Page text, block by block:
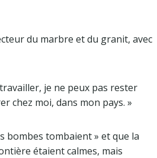
du marbre et du granit, avec
je ne peux pas rester
chez moi, dans mon pays. »
bombes tombaient » et que la
étaient calmes, mais